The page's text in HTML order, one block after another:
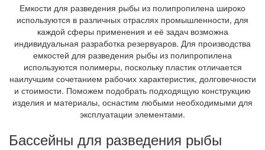
Емкости для разведения рыбы из полипропилена широко
используются в различных отраслях промышленности, для
каждой сферы применения и её задач возможна
индивидуальная разработка резервуаров. Для производства
емкостей для разведения рыбы из полипропилена
используются полимеры, поскольку пластик отличается
наилучшим сочетанием рабочих характеристик, долговечности
и стоимости. Поможем подобрать подходящую конструкцию
изделия и материалы, оснастим любыми необходимыми для
эксплуатации элементами.
Бассейны для разведения рыбы